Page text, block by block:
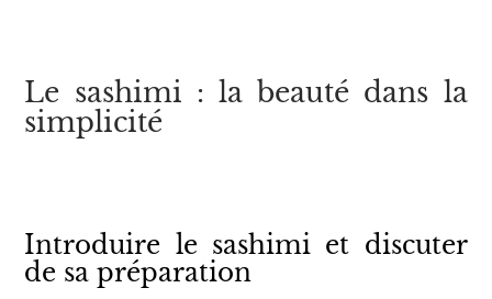
Le sashimi : la beauté dans la
simplicité
Introduire le sashimi et discuter
de sa préparation